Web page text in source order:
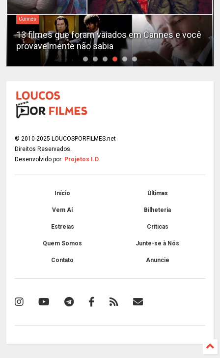
Cannes
13 filmes que foram vaiados em Cannes e você
provavelmente não sabia
© 2010-2025 LOUCOSPORFILMES.net
Direitos Reservados.
Desenvolvido por: Projetos I.D.
Início Últimas
Vem Aí Bilheteria
Estreias Críticas
Quem Somos Junte-se à Nós
Contato Anuncie